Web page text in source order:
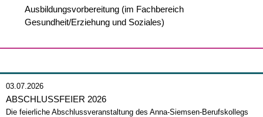
Navigation
überspringen
Ausbildungsvorbereitung (im Fachbereich
Gesundheit/Erziehung und Soziales)
03.07.2026
ABSCHLUSSFEIER 2026
Die feierliche Abschlussveranstaltung des Anna-Siemsen-Berufskollegs